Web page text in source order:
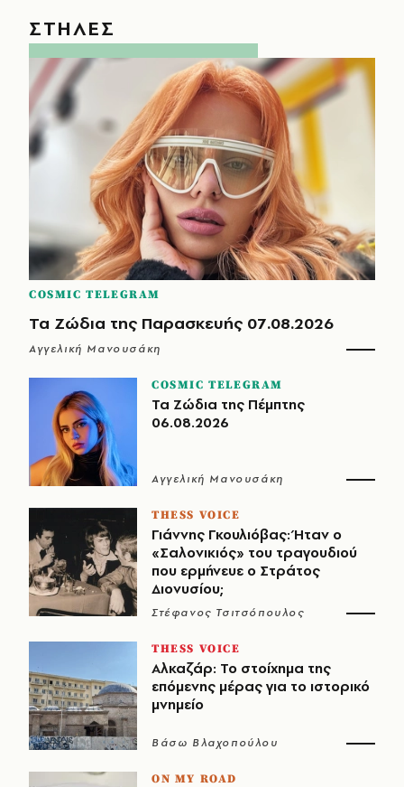
ΣΤΗΛΕΣ
COSMIC TELEGRAM
Τα Ζώδια της Παρασκευής 07.08.2026
Αγγελική Μανουσάκη
COSMIC TELEGRAM
Τα Ζώδια της Πέμπτης
06.08.2026
Αγγελική Μανουσάκη
THESS VOICE
Γιάννης Γκουλιόβας: Ήταν ο
«Σαλονικιός» του τραγουδιού
που ερμήνευε ο Στράτος
Διονυσίου;
Στέφανος Τσιτσόπουλος
THESS VOICE
Αλκαζάρ: Το στοίχημα της
επόμενης μέρας για το ιστορικό
μνημείο
Βάσω Βλαχοπούλου
ON MY ROAD